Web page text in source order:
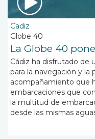
Cadiz
Globe 40
La Globe 40
Cádiz ha disfrutado de
para la navegación y la
acompañamiento que
embarcaciones que
la multitud de
desde las mismas